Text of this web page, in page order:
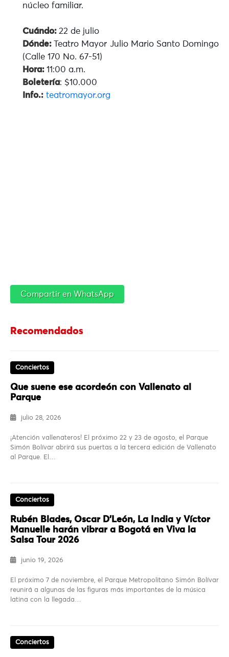
núcleo familiar.
Cuándo: 22 de julio
Dónde:
Teatro Mayor Julio Mario Santo Domingo
(Calle 170 No. 67-51)
Hora: 11:00 a.m.
Boletería: $10.000
Info.: teatromayor.org
Compartir en WhatsApp
Recomendados
Conciertos
Que suene ese acordeón con Vallenato al
Parque
julio 28, 2026
¡Atención vallenateros! El próximo 22 y 23 de agosto, el Parque
Simón Bolívar abrirá sus puertas a la tercera edición de Vallenato
al Parque. El…
Conciertos
Rubén Blades, Oscar D’León, La India y Víctor
Manuelle harán vibrar a Bogotá en Viva la
Salsa Tour 2026
junio 19, 2026
El próximo 7 de noviembre, el Parque Metropolitano Simón Bolívar
reunirá a algunas de las figuras más importantes de la música
latina con la llegada…
Conciertos